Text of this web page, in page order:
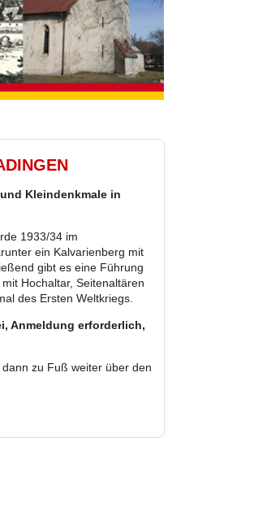
Kleindenkmale in
1933/34 im
ein Kalvarienberg mit
gibt es eine Führung
Hochaltar, Seitenaltären
des Ersten Weltkriegs.
Anmeldung erforderlich,
zu Fuß weiter über den